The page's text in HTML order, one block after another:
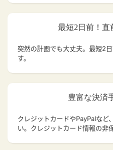
最短2日前！直
突然の計画でも大丈夫。 最短2
す。
豊富な決済
クレジットカードやPayPalなど
い。クレジットカード情報の非